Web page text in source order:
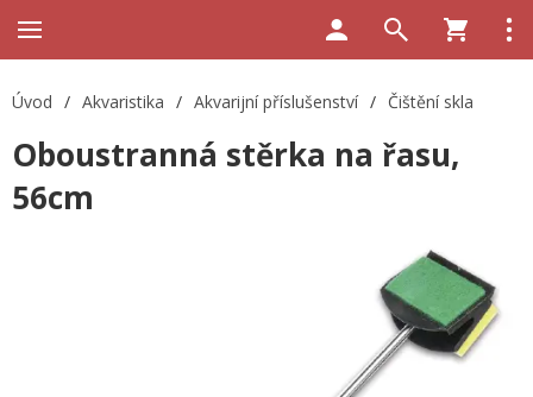
Úvod / Akvaristika / Akvarijní příslušenství / Čištění skla
Oboustranná stěrka na řasu,
56cm